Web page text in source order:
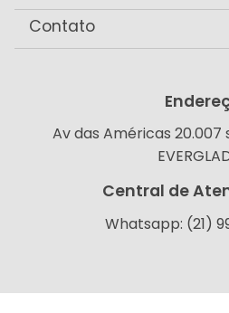
Contato
Av das Américas
Central de
Whatsapp: (21)